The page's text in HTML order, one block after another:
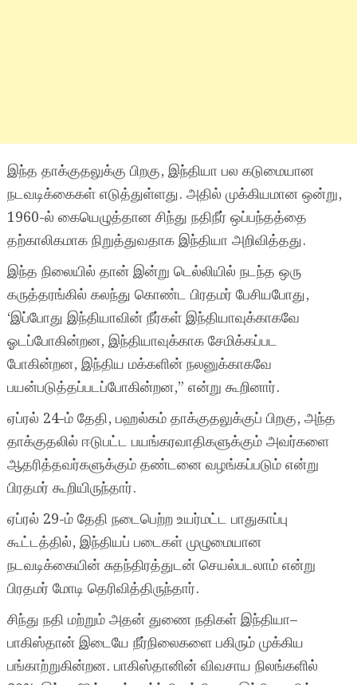
இந்த தாக்குதலுக்கு பிறகு, இந்தியா பல கடுமையான
நடவடிக்கைகள் எடுத்துள்ளது. அதில் முக்கியமான ஒன்று,
1960-ல் கையெழுத்தான சிந்து நதிநீர் ஒப்பந்தத்தை
தற்காலிகமாக நிறுத்துவதாக இந்தியா அறிவித்தது.
இந்த நிலையில் தான் இன்று டெல்லியில் நடந்த ஒரு
கருத்தரங்கில் கலந்து கொண்ட பிரதமர் பேசியபோது,
‘இப்போது இந்தியாவின் நீர்கள் இந்தியாவுக்காகவே
ஓடப்போகின்றன, இந்தியாவுக்காக சேமிக்கப்பட
போகின்றன, இந்திய மக்களின் நலனுக்காகவே
பயன்படுத்தப்படப்போகின்றன,” என்று கூறினார்.
ஏப்ரல் 24-ம் தேதி, பஹல்‌கம் தாக்குதலுக்குப் பிறகு, அந்த
தாக்குதலில் ஈடுபட்ட பயங்கரவாதிகளுக்கும் அவர்களை
ஆதரித்தவர்களுக்கும் தண்டனை வழங்கப்படும் என்று
பிரதமர் கூறியிருந்தார்.
ஏப்ரல் 29-ம் தேதி நடைபெற்ற உயர்மட்ட பாதுகாப்பு
கூட்டத்தில், இந்தியப் படைகள் முழுமையான
நடவடிக்கையின் சுதந்திரத்துடன் செயல்படலாம் என்று
பிரதமர் மோடி தெரிவித்திருந்தார்.
சிந்து நதி மற்றும் அதன் துணை நதிகள் இந்தியா–
பாகிஸ்தான் இடையே நீர்நிலைகளை பகிரும் முக்கிய
பங்காற்றுகின்றன. பாகிஸ்தானின் விவசாய நிலங்களில்